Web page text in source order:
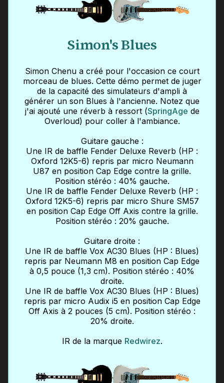
Simon's Blues
Simon Chenu a créé pour l'occasion ce court
morceau de blues. Cette démo permet de juger
de la capacité des simulateurs d'ampli à
générer un son Blues à l'ancienne. Notez que
j'ai ajouté une réverb à ressort (SpringAge de
Overloud) pour coller à l'ambiance.
Guitare gauche :
Une IR de baffle Fender Deluxe Reverb (HP :
Oxford 12K5-6) repris par micro Neumann
U87 en position Cap Edge contre la grille.
Position stéréo : 40% gauche.
Une IR de baffle Fender Deluxe Reverb (HP :
Oxford 12K5-6) repris par micro Shure SM57
en position Cap Edge Off Axis contre la grille.
Position stéréo : 20% gauche.
Guitare droite :
Une IR de baffle Vox AC30 Blues (HP : Blues)
repris par Neumann M8 en position Cap Edge
à 0,5 pouce (1,3 cm). Position stéréo : 40%
droite.
Une IR de baffle Vox AC30 Blues (HP : Blues)
repris par micro Audix i5 en position Cap Edge
Off Axis à 2 pouces (5 cm). Position stéréo :
20% droite.
IR de la marque Redwirez.